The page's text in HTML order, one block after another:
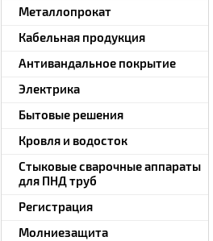
Металлопрокат
Кабельная продукция
Антивандальное покрытие
Электрика
Бытовые решения
Кровля и водосток
Стыковые сварочные аппараты
для ПНД труб
Регистрация
Молниезащита